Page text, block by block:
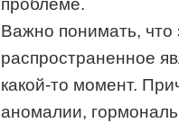
проблеме.
Важно понимать,
распространенное
какой-то момент.
аномалии,